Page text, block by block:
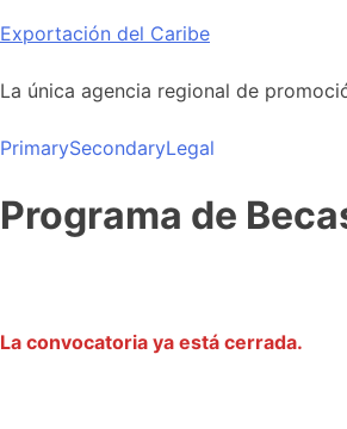
Skip
content
Exportación del Caribe
La única agencia regional de
PrimarySecondaryLegal
Programa de
La convocatoria ya está cerrada.